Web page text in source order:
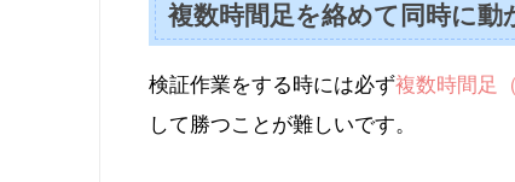
複数時間足を絡めて同時に動
検証作業をする時には必ず複数時間足
して勝つことが難しいです。